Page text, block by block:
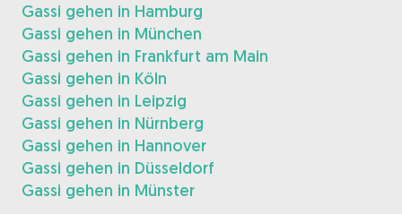
Gassi gehen in Hamburg
Gassi gehen in München
Gassi gehen in Frankfurt am Main
Gassi gehen in Köln
Gassi gehen in Leipzig
Gassi gehen in Nürnberg
Gassi gehen in Hannover
Gassi gehen in Düsseldorf
Gassi gehen in Münster